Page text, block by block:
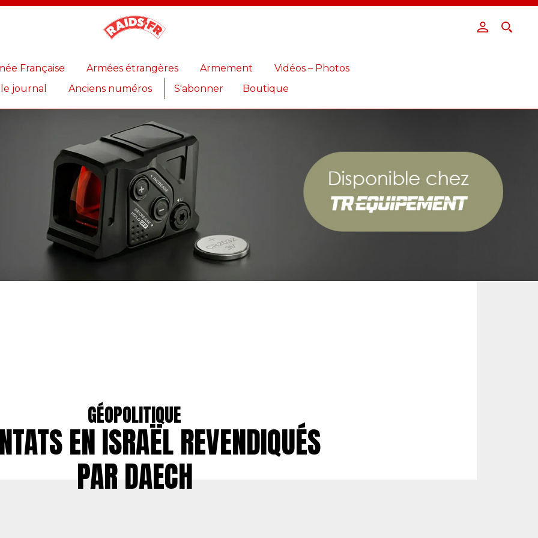
Française Armées étrangères Armement
Vidéos – Photos
journal
Anciens numéros S'abonner Boutique
GÉOPOLITIQUE
EN ISRAËL REVENDIQUÉS
PAR DAECH